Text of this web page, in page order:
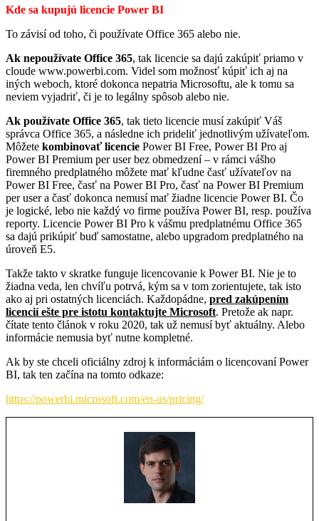
Kde sa kupujú licencie Power BI
To závisí od toho, či používate Office 365 alebo nie.
Ak nepoužívate Office 365, tak licencie sa dajú zakúpiť priamo v
cloude www.powerbi.com. Videl som možnosť kúpiť ich aj na
iných weboch, ktoré dokonca nepatria Microsoftu, ale k tomu sa
neviem vyjadriť, či je to legálny spôsob alebo nie.
Ak používate Office 365, tak tieto licencie musí zakúpiť Váš
správca Office 365, a následne ich prideliť jednotlivým užívateľom.
Môžete kombinovať licencie Power BI Free, Power BI Pro aj
Power BI Premium per user bez obmedzení – v rámci vášho
firemného predplatného môžete mať kľudne časť užívateľov na
Power BI Free, časť na Power BI Pro, časť na Power BI Premium
per user a časť dokonca nemusí mať žiadne licencie Power BI. Čo
je logické, lebo nie každý vo firme používa Power BI, resp. používa
reporty. Licencie Power BI Pro k vášmu predplatnému Office 365
sa dajú prikúpiť buď samostatne, alebo upgradom predplatného na
úroveň E5.
Takže takto v skratke funguje licencovanie k Power BI. Nie je to
žiadna veda, len chvíľu potrvá, kým sa v tom zorientujete, tak isto
ako aj pri ostatných licenciách. Každopádne, pred zakúpením
licencií ešte pre istotu kontaktujte Microsoft. Pretože ak napr.
čítate tento článok v roku 2020, tak už nemusí byť aktuálny. Alebo
informácie nemusia byť nutne kompletné.
Ak by ste chceli oficiálny zdroj k informáciám o licencovaní Power
BI, tak ten začína na tomto odkaze:
https://powerbi.microsoft.com/en-us/pricing/